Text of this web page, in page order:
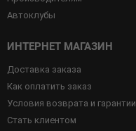
Автоклубы
ИНТЕРНЕТ МАГАЗИН
Доставка заказа
Как оплатить заказ
Условия возврата и гарантии
Стать клиентом